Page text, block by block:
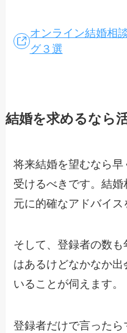
オンライン結婚相
グ３選
結婚を求めるなら
将来結婚を望むなら
受けるべきです。結
元に的確なアドバイス
そして、登録者の数
はあるけどなかなか
いることが伺えます。
登録者だけで言った